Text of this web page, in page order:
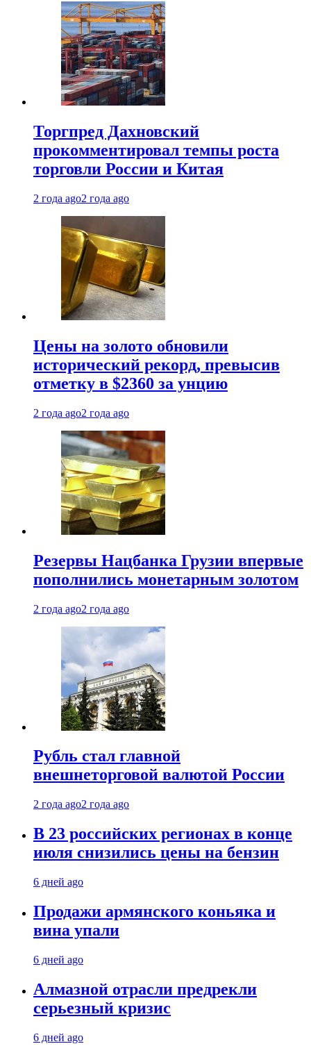
Торгпред Дахновский
прокомментировал темпы роста
торговли России и Китая
2 года ago2 года ago
Цены на золото обновили
исторический рекорд, превысив
отметку в $2360 за унцию
2 года ago2 года ago
Резервы Нацбанка Грузии впервые
пополнились монетарным золотом
2 года ago2 года ago
Рубль стал главной
внешнеторговой валютой России
2 года ago2 года ago
В 23 российских регионах в конце
июля снизились цены на бензин
6 дней ago
Продажи армянского коньяка и
вина упали
6 дней ago
Алмазной отрасли предрекли
серьезный кризис
6 дней ago